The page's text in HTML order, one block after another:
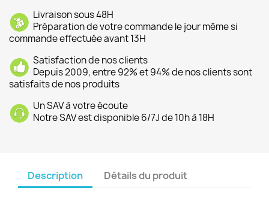
Livraison sous 48H
Préparation de votre commande le jour même si
commande effectuée avant 13H
Satisfaction de nos clients
Depuis 2009, entre 92% et 94% de nos clients sont
satisfaits de nos produits
Un SAV à votre écoute
Notre SAV est disponible 6/7J de 10h à 18H
Description Détails du produit